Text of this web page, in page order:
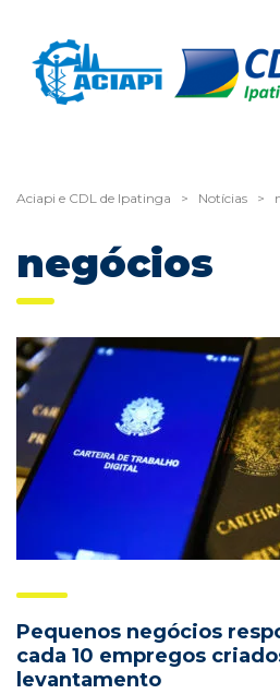
Aciapi e CDL de Ipatinga > Notícias >
negócios
Pequenos negócios
cada 10 empregos
levantamento